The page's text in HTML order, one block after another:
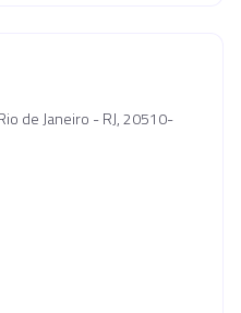
de Janeiro - RJ, 20510-